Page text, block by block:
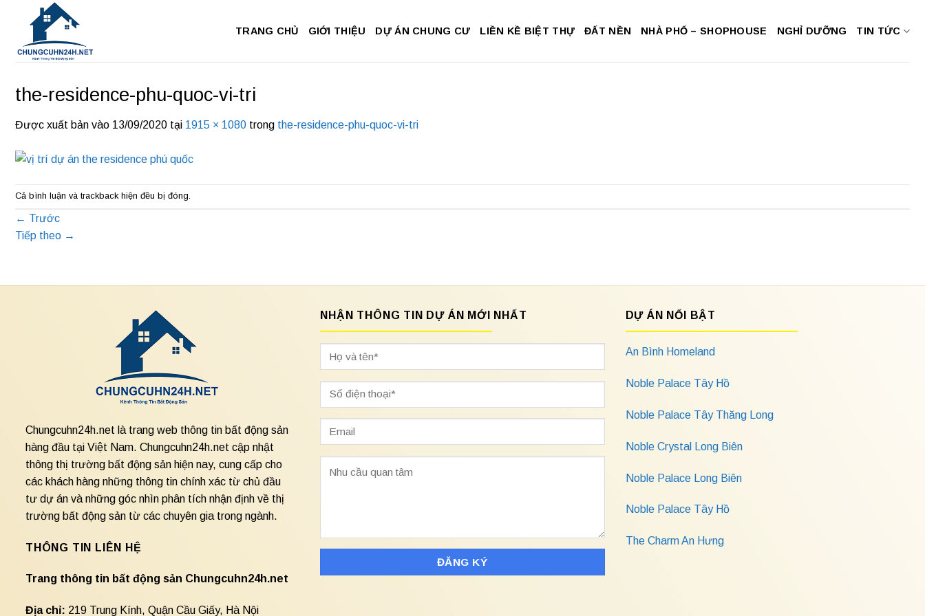
dung
TRANG CHỦ GIỚI THIỆU DỰ ÁN CHUNG CƯ LIỀN KỀ BIỆT THỰ ĐẤT NỀN NHÀ PHỐ – SHOPHOUSE NGHỈ DƯỠNG TIN TỨC
the-residence-phu-quoc-vi-tri
Được xuất bản vào 13/09/2020 tại 1915 × 1080 trong the-residence-phu-quoc-vi-tri
Cả bình luận và trackback hiện đều bị đóng.
← Trước
Tiếp theo →
Chungcuhn24h.net là trang web thông tin bất động sản
hàng đầu tại Việt Nam. Chungcuhn24h.net cập nhật
thông thị trường bất động sản hiện nay, cung cấp cho
các khách hàng những thông tin chính xác từ chủ đầu
tư dự án và những góc nhìn phân tích nhận định về thị
trường bất động sản từ các chuyên gia trong ngành.
THÔNG TIN LIÊN HỆ
Trang thông tin bất động sản Chungcuhn24h.net
Địa chỉ: 219 Trung Kính, Quận Cầu Giấy, Hà Nội
NHẬN THÔNG TIN DỰ ÁN MỚI NHẤT DỰ ÁN NỔI BẬT
An Bình Homeland
Noble Palace Tây Hồ
Noble Palace Tây Thăng Long
Noble Crystal Long Biên
Noble Palace Long Biên
Noble Palace Tây Hồ
The Charm An Hưng